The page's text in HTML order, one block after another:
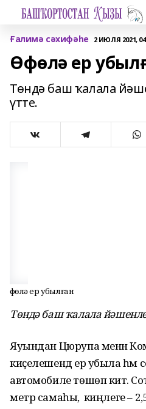
Ғалимә сәхифәһе 2 ИЮЛЯ 2021,
Өфөлә ер
Төндә баш ҡалала
үтте.
Өфөлә ер убылған
Төндә баш ҡалала
Яуындан Цюрупа менән
киҫелешендә ер убыла һәм
автомобиле төшөп китә.
метр самаһы, ә киңлеге –